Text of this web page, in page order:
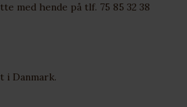
med hende på tlf. 75 85 32 38
i Danmark.